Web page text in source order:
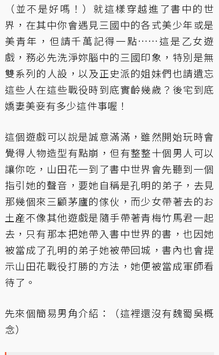
（並不是好嗎！）就這樣穿越進了書中的世
界，在其中你會遇見三國中的各式美少年或是
美青年，但請千萬記得一點……這是乙女遊
戲，務必先洗淨妳腦中的三國印象，特別是無
雙系列的人設，以及正史派的姐妹們也請遺忘
這些人在這些戰役時到底實齡幾歲？後宅到底
嬌妻美妾有多少這件事喔！
這個遊戲可以說是誠意滿滿，雖然開始玩時會
覺得人物造型有點崩，但有整整十個男人可以
讓你吃，山田花一到了書中世界會先聽到一個
指引她的聲音，要她自稱是孔明的弟子，去見
那幾個來三顧茅廬的傢伙，而少女帶著去的お
土産不像其他遊戲是隨手帶著青梅竹馬君一起
去，只有那本把她帶入書中世界的書，也因她
被當成了孔明的弟子她被帶回城，書內也會提
示山田花戰役打勝的方法，她便被當成軍師看
待了。
先來個簡易男角介紹：（這裡還沒有魏蜀吳概
念）